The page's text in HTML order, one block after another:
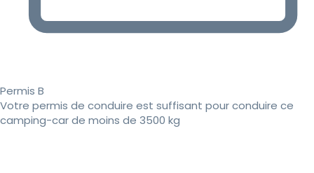
Permis B
Votre permis de conduire est suffisant pour conduire ce
camping-car de moins de 3500 kg